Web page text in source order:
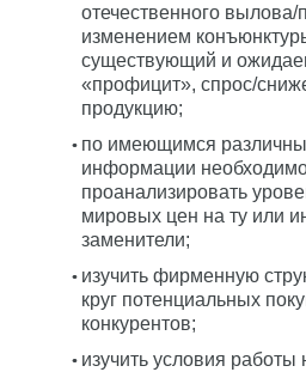
отечественного вылова/
изменением
существующий и
«профицит», спрос/
продукцию;
по имеющимся
информации
проанализировать
мировых цен на ту или
заменители;
изучить фирменную
круг потенциальных
конкурентов;
изучить условия работы